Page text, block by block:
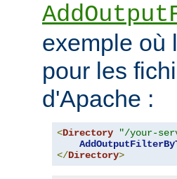
exemple où
pour les
d'Apache :
<Directory "/your-
</Directory>